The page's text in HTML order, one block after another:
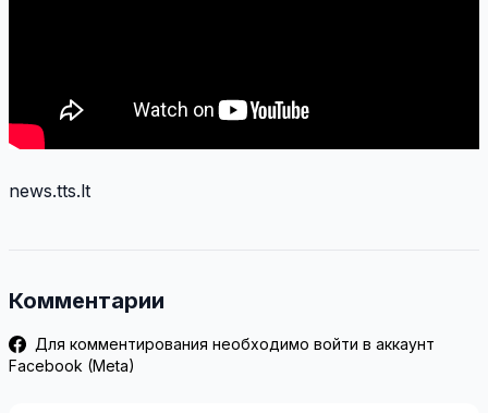
news.tts.lt
Комментарии
Для комментирования необходимо войти в аккаунт
Facebook (Meta)